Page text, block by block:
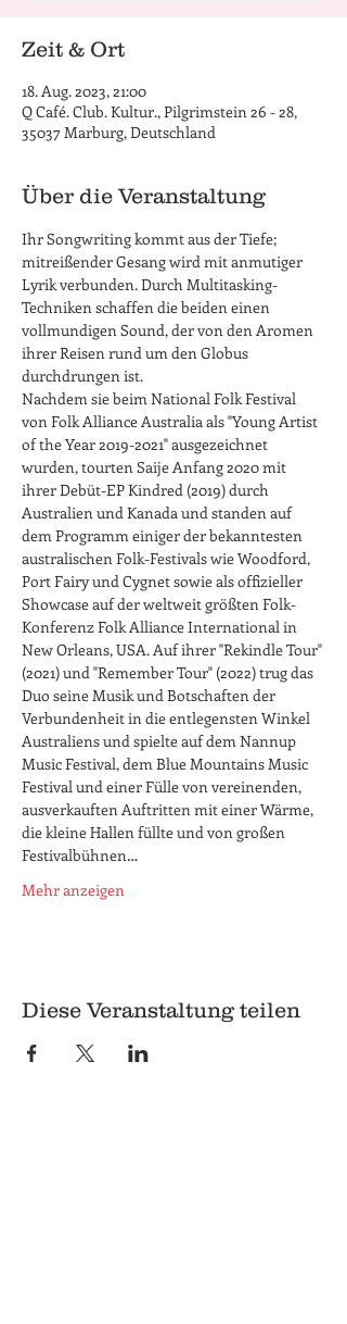
Zeit & Ort
18. Aug. 2023, 21:00
Q Café. Club. Kultur., Pilgrimstein 26 - 28,
35037 Marburg, Deutschland
Über die Veranstaltung
Ihr Songwriting kommt aus der Tiefe;
mitreißender Gesang wird mit anmutiger
Lyrik verbunden. Durch Multitasking-
Techniken schaffen die beiden einen
vollmundigen Sound, der von den Aromen
ihrer Reisen rund um den Globus
durchdrungen ist.
Nachdem sie beim National Folk Festival
von Folk Alliance Australia als "Young Artist
of the Year 2019-2021" ausgezeichnet
wurden, tourten Saije Anfang 2020 mit
ihrer Debüt-EP Kindred (2019) durch
Australien und Kanada und standen auf
dem Programm einiger der bekanntesten
australischen Folk-Festivals wie Woodford,
Port Fairy und Cygnet sowie als offizieller
Showcase auf der weltweit größten Folk-
Konferenz Folk Alliance International in
New Orleans, USA. Auf ihrer "Rekindle Tour"
(2021) und "Remember Tour" (2022) trug das
Duo seine Musik und Botschaften der
Verbundenheit in die entlegensten Winkel
Australiens und spielte auf dem Nannup
Music Festival, dem Blue Mountains Music
Festival und einer Fülle von vereinenden,
ausverkauften Auftritten mit einer Wärme,
die kleine Hallen füllte und von großen
Festivalbühnen…
Mehr anzeigen
Diese Veranstaltung teilen